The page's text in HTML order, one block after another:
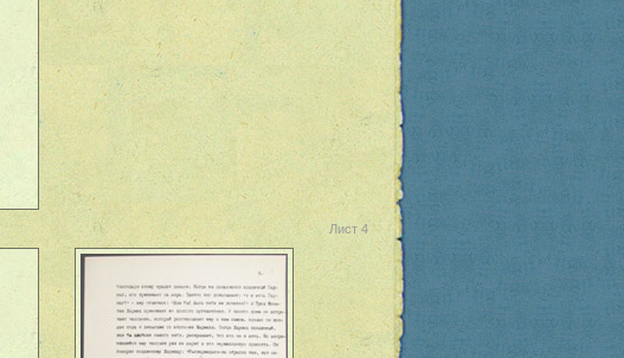
Лист 4